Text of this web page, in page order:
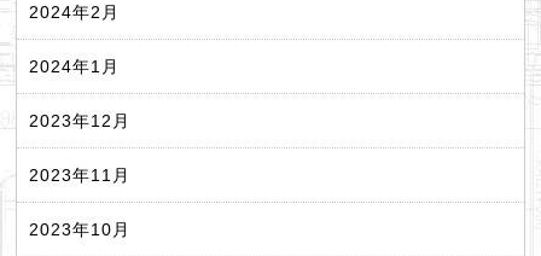
2024年2月
2024年1月
2023年12月
2023年11月
2023年10月